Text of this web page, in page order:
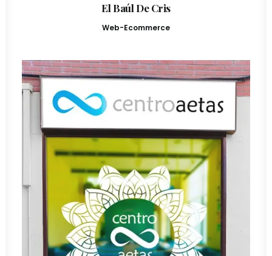
El Baúl De Cris
Web-Ecommerce